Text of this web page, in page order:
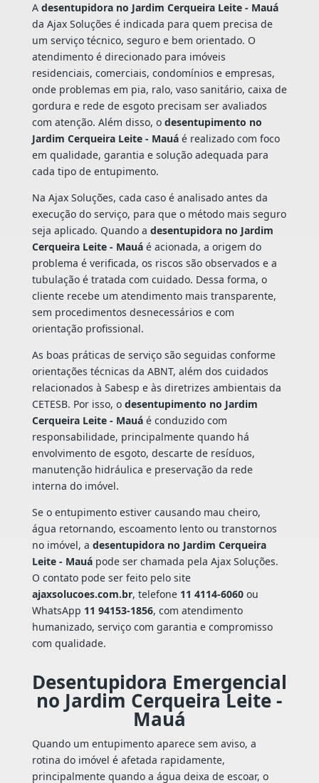
A desentupidora no Jardim Cerqueira Leite - Mauá
da Ajax Soluções é indicada para quem precisa de
um serviço técnico, seguro e bem orientado. O
atendimento é direcionado para imóveis
residenciais, comerciais, condomínios e empresas,
onde problemas em pia, ralo, vaso sanitário, caixa de
gordura e rede de esgoto precisam ser avaliados
com atenção. Além disso, o desentupimento no
Jardim Cerqueira Leite - Mauáé realizado com foco
em qualidade, garantia e solução adequada para
cada tipo de entupimento.
Na Ajax Soluções, cada caso é analisado antes da
execução do serviço, para que o método mais seguro
seja aplicado. Quando a desentupidora no Jardim
Cerqueira Leite - Mauáé acionada, a origem do
problema é verificada, os riscos são observados e a
tubulação é tratada com cuidado. Dessa forma, o
cliente recebe um atendimento mais transparente,
sem procedimentos desnecessários e com
orientação profissional.
As boas práticas de serviço são seguidas conforme
orientações técnicas da ABNT, além dos cuidados
relacionados à Sabesp e às diretrizes ambientais da
CETESB. Por isso, o desentupimento no Jardim
Cerqueira Leite - Mauáé conduzido com
responsabilidade, principalmente quando há
envolvimento de esgoto, descarte de resíduos,
manutenção hidráulica e preservação da rede
interna do imóvel.
Se o entupimento estiver causando mau cheiro,
água retornando, escoamento lento ou transtornos
no imóvel, a desentupidora no Jardim Cerqueira
Leite - Mauápode ser chamada pela Ajax Soluções.
O contato pode ser feito pelo site
ajaxsolucoes.com.br, telefone 11 4114-6060ou
WhatsApp 11 94153-1856, com atendimento
humanizado, serviço com garantia e compromisso
com qualidade.
Desentupidora Emergencial
no Jardim Cerqueira Leite -
Mauá
Quando um entupimento aparece sem aviso, a
rotina do imóvel é afetada rapidamente,
principalmente quando a água deixa de escoar, o